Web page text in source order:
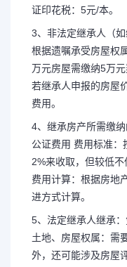
证印花税：5元/本。
3、非法定继承人（
根据遗嘱承受房屋权
万元房屋需缴纳5万
若继承人申报的房屋
费用。
4、继承房产所需缴
公证费用 费用标准：
2%来收取，但较低
费用计算：根据房地
进方式计算。
5、法定继承人继承
土地、房屋权属：需
外，还可能涉及房屋
定情况下可
外还有一些